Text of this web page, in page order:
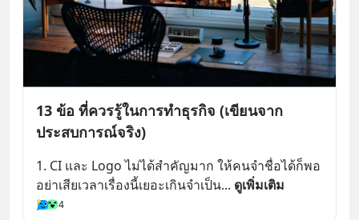
13 ข้อ ที่ควรรู้ในการทำธุรกิจ (เขียนจาก
ประสบการณ์จริง)
1. CI และ Logo ไม่ได้สำคัญมาก ให้คนจำชื่อได้ก็พอ
อย่าเสียเวลาเรื่องนี้เยอะเกินจำเป็น... ดูเพิ่มเติม
4